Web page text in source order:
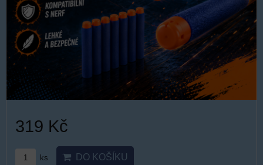
319 Kč
ks DO KOŠÍKU